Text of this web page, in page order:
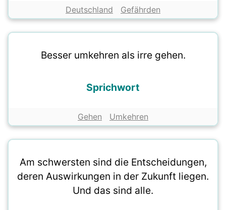
Deutschland Gefährden
Besser umkehren als irre gehen.
Sprichwort
Gehen Umkehren
Am schwersten sind die Entscheidungen,
deren Auswirkungen in der Zukunft liegen.
Und das sind alle.